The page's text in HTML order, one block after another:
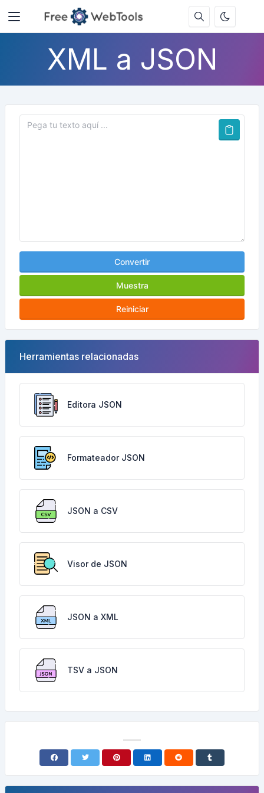
XML a JSON
Convertir
Muestra
Reiniciar
Herramientas relacionadas
Editora JSON
Formateador JSON
JSON a CSV
Visor de JSON
JSON a XML
TSV a JSON